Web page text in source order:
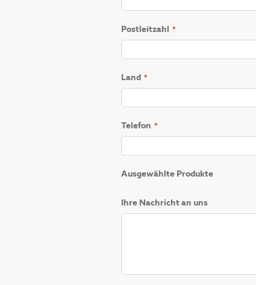
Postleitzahl
Land
Telefon
Ausgewählte Produkte
Ihre Nachricht an uns